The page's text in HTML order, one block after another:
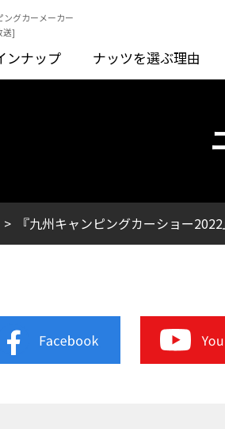
ングカーメーカー
送]
ンナップ
ナッツを選ぶ理由
『九州キャンピングカーショー